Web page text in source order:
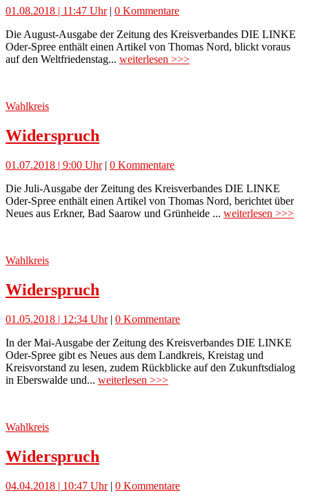
01.08.2018 | 11:47 Uhr| 0 Kommentare
Die August-Ausgabe der Zeitung des Kreisverbandes DIE LINKE
Oder-Spree enthält einen Artikel von Thomas Nord, blickt voraus
auf den Weltfriedenstag... weiterlesen >>>
Wahlkreis
Widerspruch
01.07.2018 | 9:00 Uhr| 0 Kommentare
Die Juli-Ausgabe der Zeitung des Kreisverbandes DIE LINKE
Oder-Spree enthält einen Artikel von Thomas Nord, berichtet über
Neues aus Erkner, Bad Saarow und Grünheide ... weiterlesen >>>
Wahlkreis
Widerspruch
01.05.2018 | 12:34 Uhr| 0 Kommentare
In der Mai-Ausgabe der Zeitung des Kreisverbandes DIE LINKE
Oder-Spree gibt es Neues aus dem Landkreis, Kreistag und
Kreisvorstand zu lesen, zudem Rückblicke auf den Zukunftsdialog
in Eberswalde und... weiterlesen >>>
Wahlkreis
Widerspruch
04.04.2018 | 10:47 Uhr| 0 Kommentare